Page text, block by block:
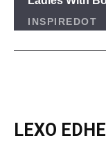
LEXO EDHE